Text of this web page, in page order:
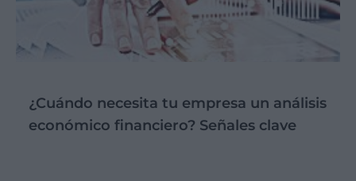
¿Cuándo necesita tu empresa un análisis
económico financiero? Señales clave